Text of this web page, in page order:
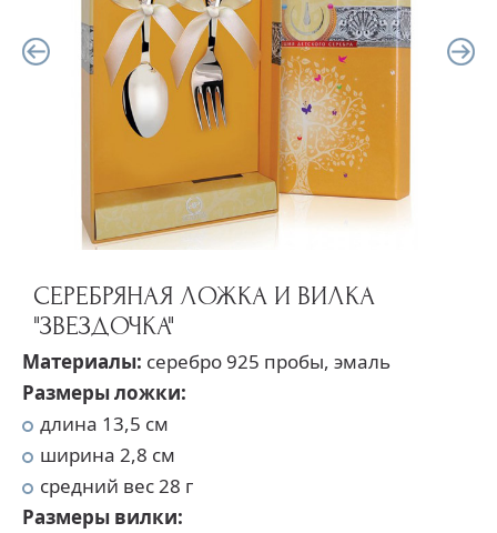
СЕРЕБРЯНАЯ ЛОЖКА И ВИЛКА
"ЗВЕЗДОЧКА"
Материалы: серебро 925 пробы, эмаль
Размеры ложки:
длина 13,5 см
ширина 2,8 см
средний вес 28 г
Размеры вилки: